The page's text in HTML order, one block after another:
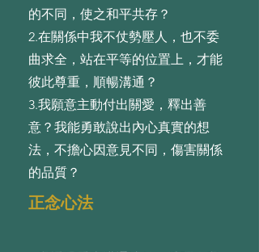
的不同，使之和平共存？
2.在關係中我不仗勢壓⼈，也不委
曲求全，站在平等的位置上，才能
彼此尊重，順暢溝通？
3.我願意主動付出關愛，釋出善
意？我能勇敢說出內⼼真實的想
法，不擔⼼因意⾒不同，傷害關係
的品質？
正念心法